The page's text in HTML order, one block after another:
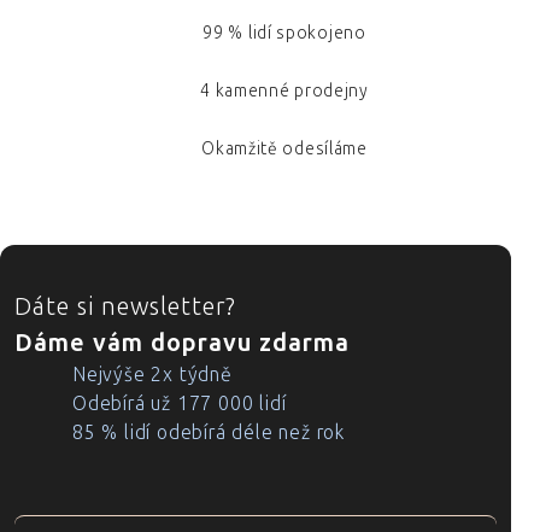
99 % lidí spokojeno
4 kamenné prodejny
Okamžitě odesíláme
ZÁPATÍ
Dáte si newsletter?
Dáme vám dopravu zdarma
Nejvýše 2x týdně
Odebírá už 177 000 lidí
85 % lidí odebírá déle než rok